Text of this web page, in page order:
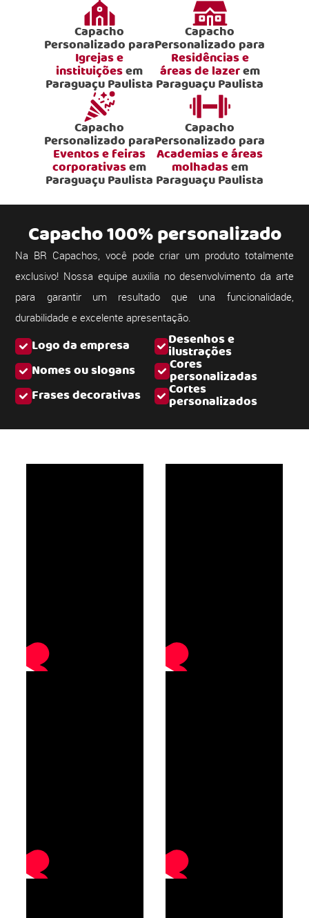
Capacho
Personalizado para
Igrejas e
instituiçõesem
Paraguaçu Paulista
Capacho
Personalizado para
Residências e
áreas de lazerem
Paraguaçu Paulista
Capacho
Personalizado para
Eventos e feiras
corporativasem
Paraguaçu Paulista
Capacho
Personalizado para
Academias e áreas
molhadasem
Paraguaçu Paulista
Logo da empresa Desenhos e
ilustrações
Nomes ou slogans
Cores
personalizadas
Frases decorativas
Cortes
personalizados
Capacho 100% personalizado
Na BR Capachos, você pode criar um produto totalmente
exclusivo! Nossa equipe auxilia no desenvolvimento da arte
para garantir um resultado que una funcionalidade,
durabilidade e excelente apresentação.